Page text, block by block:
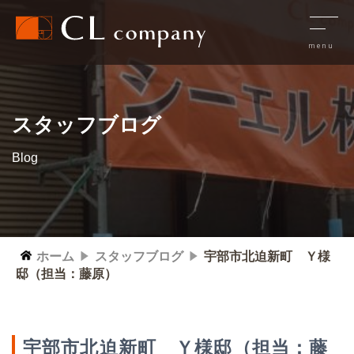
スタッフブログ
Blog
ホーム スタッフブログ
宇部市北迫新町 Ｙ様
邸（担当：藤原）
宇部市北迫新町 Ｙ様邸（担当：藤